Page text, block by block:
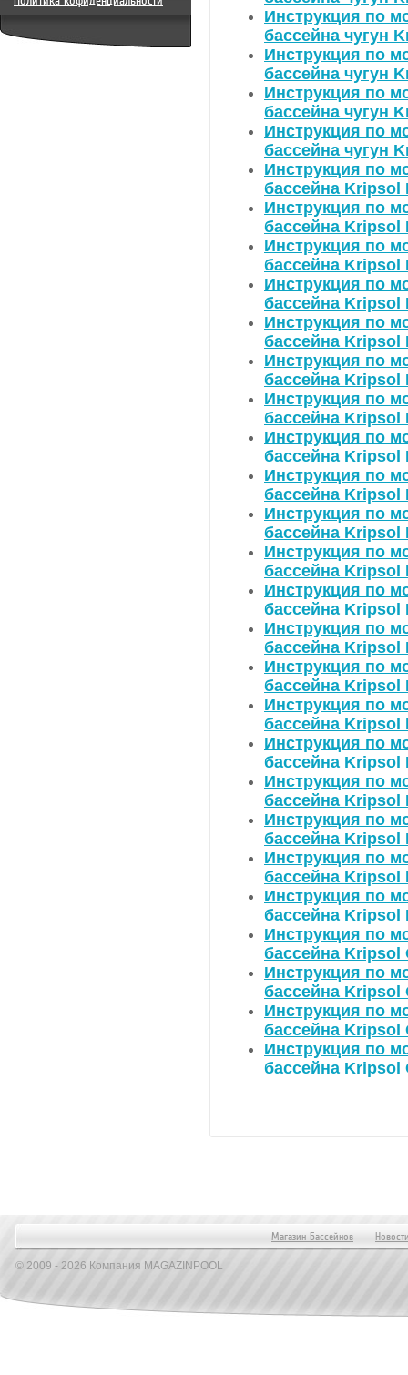
Инструкция по
бассейна чугун
Инструкция по
бассейна чугун
Инструкция по
бассейна чугун
Инструкция по
бассейна чугун
Инструкция по
бассейна Kripsol
Инструкция по
бассейна Kripsol
Инструкция по
бассейна Kripsol
Инструкция по
бассейна Kripsol
Инструкция по
бассейна Kripsol
Инструкция по
бассейна Kripsol
Инструкция по
бассейна Kripsol
Инструкция по
бассейна Kripsol
Инструкция по
бассейна Kripsol
Инструкция по
бассейна Kripsol
Инструкция по
бассейна Kripsol
Инструкция по
бассейна Kripsol
Инструкция по
бассейна Kripsol
Инструкция по
бассейна Kripsol
Инструкция по
бассейна Kripsol
Инструкция по
бассейна Kripsol
Инструкция по
бассейна Kripsol
Инструкция по
бассейна Kripsol
Инструкция по
бассейна Kripsol
Инструкция по
бассейна Kripsol
Инструкция по
бассейна Kripsol
Инструкция по
бассейна Kripsol
Инструкция по
бассейна Kripsol
Инструкция по
бассейна Kripsol
Магазин Бассейнов
© 2009 - 2026 Компания MAGAZINPOOL